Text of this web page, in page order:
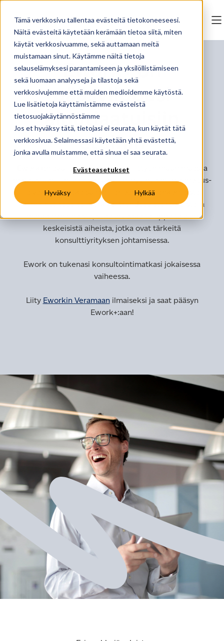
Tämä verkkosivu tallentaa evästeitä tietokoneeseesi.
Näitä evästeitä käytetään kerämään tietoa siitä, miten
käytät verkkosivuamme, sekä auttamaan meitä
muistamaan sinut. Käytämme näitä tietoja
selauselämyksesi parantamiseen ja yksilöllistämiseen
sekä luomaan analyyseja ja tilastoja sekä
verkkosivujemme että muiden medioidemme käytöstä.
Lue lisätietoja käyttämistämme evästeistä
tietosuojakäytännöstämme
Jos et hyväksy tätä, tietojasi ei seurata, kun käytät tätä
verkkosivua. Selaimessasi käytetään yhtä evästettä,
jonka avulla muistamme, että sinua ei saa seurata.
Evästeasetukset
Hyväksy Hylkää
Ework+ on
pääsylippusi
ainutlaatuisiin
etuihin
Ework+:n avulla saat alennuksia liittyen muun muassa
matkustukseen ja majoitukseen, hyvinvointiin, rahoitus-
ja vakuutusratkaisuihin. Tarjoamme ajankohtaista
markkinatietoa esimerkiksi trendaavista rooleista ja
markkinahinnoista, sekä arvokkaita oppaita alan
keskeisistä aiheista, jotka ovat tärkeitä
konsulttiyrityksen johtamisessa.
Ework on tukenasi konsultointimatkasi jokaisessa
vaiheessa.
Liity Eworkin Veramaan ilmaiseksi ja saat pääsyn
Ework+:aan!